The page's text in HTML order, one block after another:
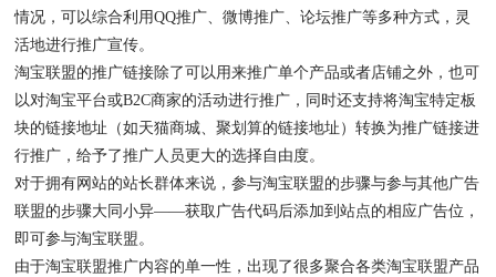
情况，可以综合利用QQ推广、微博推广、论坛推广等多种方式，灵
活地进行推广宣传。
淘宝联盟的推广链接除了可以用来推广单个产品或者店铺之外，也可
以对淘宝平台或B2C商家的活动进行推广，同时还支持将淘宝特定板
块的链接地址（如天猫商城、聚划算的链接地址）转换为推广链接进
行推广，给予了推广人员更大的选择自由度。
对于拥有网站的站长群体来说，参与淘宝联盟的步骤与参与其他广告
联盟的步骤大同小异——获取广告代码后添加到站点的相应广告位，
即可参与淘宝联盟。
由于淘宝联盟推广内容的单一性，出现了很多聚合各类淘宝联盟产品